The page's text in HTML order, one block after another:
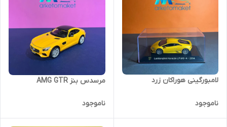
لامبورگینی هوراکان زرد
ناموجود
مرسدس بنز AMG GTR
ناموجود